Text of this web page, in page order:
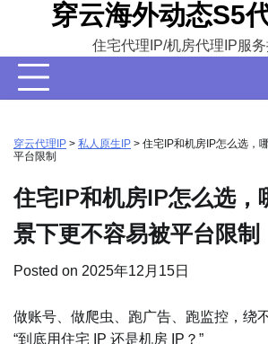
content
穿云海外动态S5
住宅代理IP/机房代理IP服
穿云代理IP > 私人原生IP > 住宅IP和机房IP怎么选，
平台限制
住宅IP和机房IP怎么选，
景下更不容易被平台限制
Posted on 2025年12月15日
做账号、做爬虫、跑广告、跑监控，绕
“到底用住宅 IP 还是机房 IP？”